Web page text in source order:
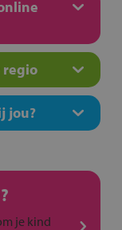
regio
jou?
je kind